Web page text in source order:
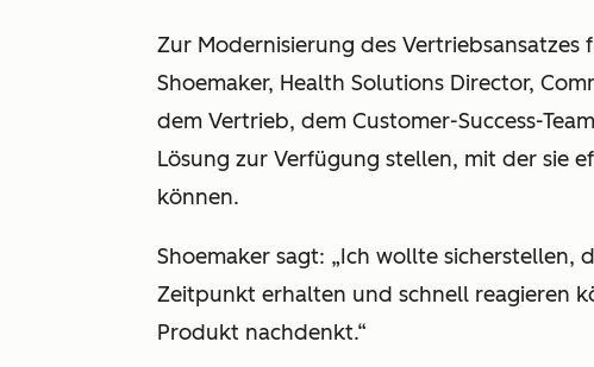
Zur Modernisierung des
Shoemaker, Health Solutions Director,
dem Vertrieb, dem Customer-Success-
Lösung zur Verfügung stellen, mit der sie
können.
Shoemaker sagt: „Ich wollte sicherstellen,
Zeitpunkt erhalten und schnell reagieren
Produkt nachdenkt.“